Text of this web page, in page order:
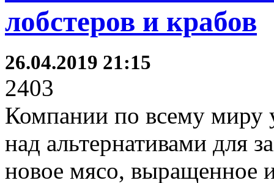
лобстеров и крабов
26.04.2019 21:15
2403
Компании по всему миру
над альтернативами для
новое мясо, выращенное